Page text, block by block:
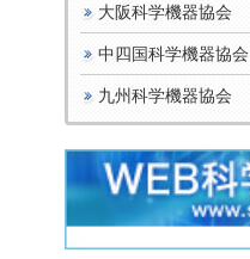
大阪科学機器協会
中四国科学機器協会
九州科学機器協会